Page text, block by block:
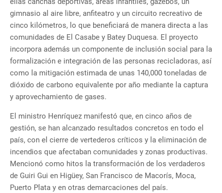
gimnasio al aire libre, anfiteatro y un circuito recreativo de
cinco kilómetros, lo que beneficiará de manera directa a las
comunidades de El Casabe y Batey Duquesa. El proyecto
incorpora además un componente de inclusión social para la
formalización e integración de las personas recicladoras, así
como la mitigación estimada de unas 140,000 toneladas de
dióxido de carbono equivalente por año mediante la captura
y aprovechamiento de gases.
El ministro Henríquez manifestó que, en cinco años de
gestión, se han alcanzado resultados concretos en todo el
país, con el cierre de vertederos críticos y la eliminación de
incendios que afectaban comunidades y zonas productivas.
Mencionó como hitos la transformación de los verdaderos
de Guiri Gui en Higüey, San Francisco de Macorís, Moca,
Puerto Plata y en otras demarcaciones del país.